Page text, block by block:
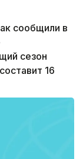
сообщили в
сезон
16